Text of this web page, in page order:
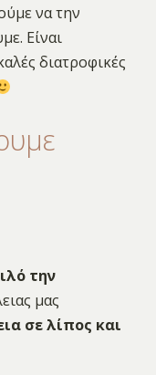
να την
Είναι
διατροφικές
την
μας
σε λίπος και